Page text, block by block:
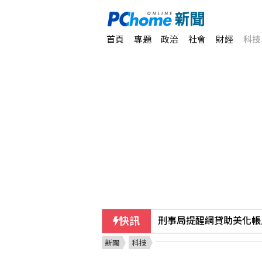
首頁 專題 政治 社會 財經 科技
快訊 給年輕球員容錯率也給
新聞 科技